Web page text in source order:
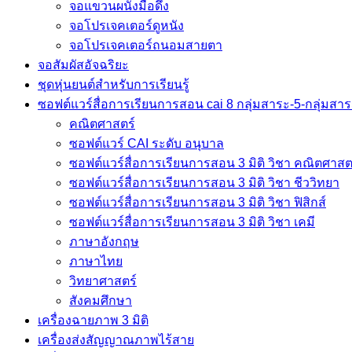
จอแขวนผนังมือดึง
จอโปรเจคเตอร์ดูหนัง
จอโปรเจคเตอร์ถนอมสายตา
จอสัมผัสอัจฉริยะ
ชุดหุ่นยนต์สำหรับการเรียนรู้
ซอฟต์แวร์สื่อการเรียนการสอน cai 8 กลุ่มสาระ-5-กลุ่มสาร
คณิตศาสตร์
ซอฟต์แวร์ CAI ระดับ อนุบาล
ซอฟต์แวร์สื่อการเรียนการสอน 3 มิติ วิชา คณิตศาส
ซอฟต์แวร์สื่อการเรียนการสอน 3 มิติ วิชา ชีววิทยา
ซอฟต์แวร์สื่อการเรียนการสอน 3 มิติ วิชา ฟิสิกส์
ซอฟต์แวร์สื่อการเรียนการสอน 3 มิติ วิชา เคมี
ภาษาอังกฤษ
ภาษาไทย
วิทยาศาสตร์
สังคมศึกษา
เครื่องฉายภาพ 3 มิติ
เครื่องส่งสัญญาณภาพไร้สาย